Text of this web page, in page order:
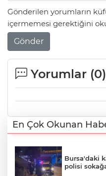
Gönderilen yorumların
içermemesi gerektiğini
Gönder
Yorumlar (0)
En Çok Okunan
Bursa'daki
polisi